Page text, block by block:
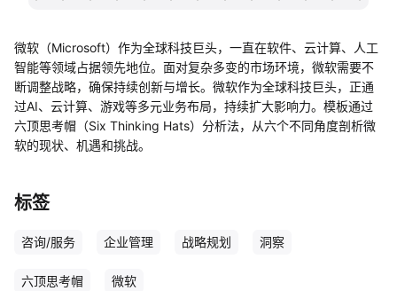
微软（Microsoft）作为全球科技巨头，一直在软件、云计算、人工
智能等领域占据领先地位。面对复杂多变的市场环境，微软需要不
断调整战略，确保持续创新与增长。微软作为全球科技巨头，正通
过AI、云计算、游戏等多元业务布局，持续扩大影响力。模板通过
六顶思考帽（Six Thinking Hats）分析法，从六个不同角度剖析微
软的现状、机遇和挑战。
标签
咨询/服务 企业管理 战略规划 洞察
六顶思考帽 微软